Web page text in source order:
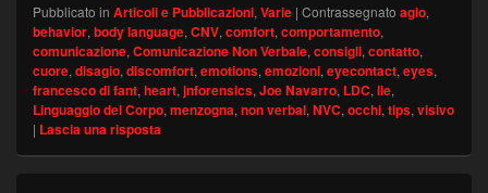
Pubblicato in Articoli e Pubblicazioni, Varie | Contrassegnato agio,
behavior, body language, CNV, comfort, comportamento,
comunicazione, Comunicazione Non Verbale, consigli, contatto,
cuore, disagio, discomfort, emotions, emozioni, eyecontact, eyes,
francesco di fant, heart, jnforensics, Joe Navarro, LDC, lie,
Linguaggio del Corpo, menzogna, non verbal, NVC, occhi, tips, visivo
| Lascia una risposta